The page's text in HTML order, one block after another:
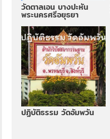
วัดตาลเอน บางปะหัน
พระนครศรีอยุธยา
ปฏิบัติธรรม วัดอัมพวัน